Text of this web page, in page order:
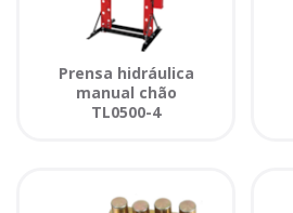
Prensa hidráulica
manual chão
TL0500-4